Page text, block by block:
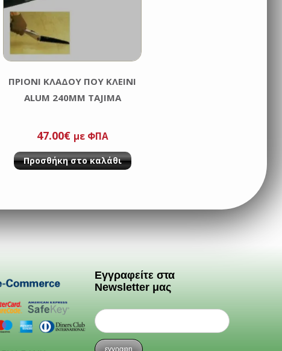
ΠΡΙΟΝΙ ΚΛΑΔΟΥ ΠΟΥ ΚΛΕΙΝΙ
ALUM 240MM TAJIMA
47.00€ με ΦΠΑ
Προσθήκη στο καλάθι
Εγγραφείτε στα
Newsletter μας